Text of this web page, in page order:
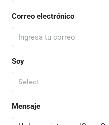
Correo electrónico
Soy
Select
Mensaje